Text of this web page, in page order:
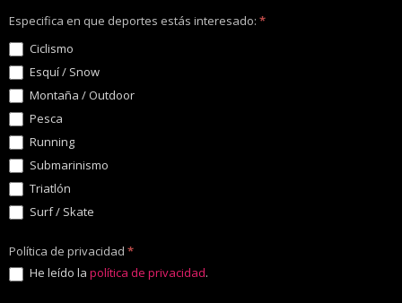
Especifica en que deportes estás interesado: *
Ciclismo
Esquí / Snow
Montaña / Outdoor
Pesca
Running
Submarinismo
Triatlón
Surf / Skate
Política de privacidad *
He leído la política de privacidad.